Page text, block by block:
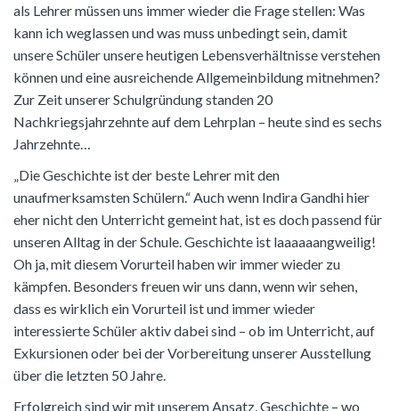
als Lehrer müssen uns immer wieder die Frage stellen: Was
kann ich weglassen und was muss unbedingt sein, damit
unsere Schüler unsere heutigen Lebensverhältnisse verstehen
können und eine ausreichende Allgemeinbildung mitnehmen?
Zur Zeit unserer Schulgründung standen 20
Nachkriegsjahrzehnte auf dem Lehrplan – heute sind es sechs
Jahrzehnte…
„Die Geschichte ist der beste Lehrer mit den
unaufmerksamsten Schülern.“ Auch wenn Indira Gandhi hier
eher nicht den Unterricht gemeint hat, ist es doch passend für
unseren Alltag in der Schule. Geschichte ist laaaaaangweilig!
Oh ja, mit diesem Vorurteil haben wir immer wieder zu
kämpfen. Besonders freuen wir uns dann, wenn wir sehen,
dass es wirklich ein Vorurteil ist und immer wieder
interessierte Schüler aktiv dabei sind – ob im Unterricht, auf
Exkursionen oder bei der Vorbereitung unserer Ausstellung
über die letzten 50 Jahre.
Erfolgreich sind wir mit unserem Ansatz, Geschichte – wo